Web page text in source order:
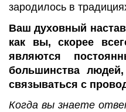
зародилось в
Ваш духовный
как вы, скорее
являются
большинства
связываться с
Когда вы знаете